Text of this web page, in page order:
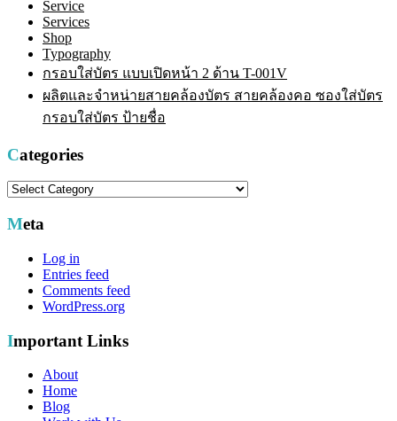
Service
Services
Shop
Typography
กรอบใส่บัตร แบบเปิดหน้า 2 ด้าน T-001V
ผลิตและจำหน่ายสายคล้องบัตร สายคล้องคอ ซองใส่บัตร
กรอบใส่บัตร ป้ายชื่อ
Categories
Categories
Meta
Log in
Entries feed
Comments feed
WordPress.org
Important Links
About
Home
Blog